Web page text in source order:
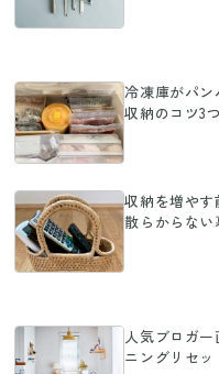
冷凍庫がパ
収納のコツ3つ
収納を増や
散らからない
人気ブロガ
ニングリセッ